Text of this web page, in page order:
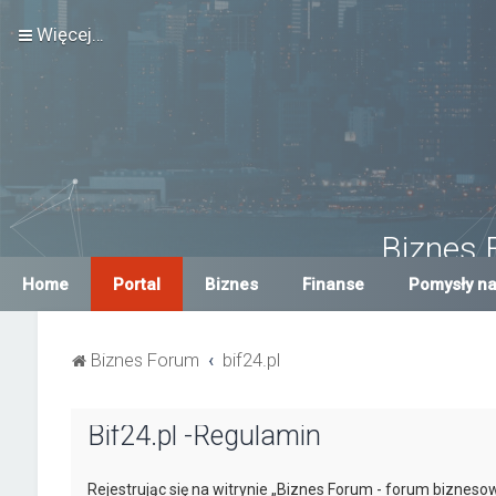
Więcej…
Biznes
Największe Biznes
Home Portal Biznes Finanse Pomysły
Biznes Forum bif24.pl
Bif24.pl -Regulamin
Rejestrując się na witrynie „Biznes Forum - forum